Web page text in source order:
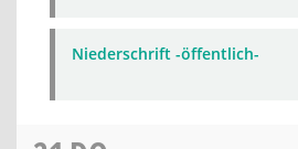
Niederschrift -öffentlich-